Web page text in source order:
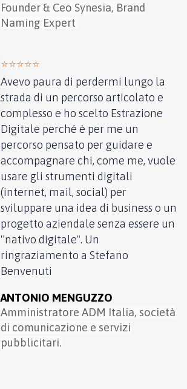
Founder & Ceo Synesia, Brand
Naming Expert
⭐️⭐️⭐️⭐️⭐️
Avevo paura di perdermi lungo la
strada di un percorso articolato e
complesso e ho scelto Estrazione
Digitale perché è per me un
percorso pensato per guidare e
accompagnare chi, come me, vuole
usare gli strumenti digitali
(internet, mail, social) per
sviluppare una idea di business o un
progetto aziendale senza essere un
"nativo digitale". Un
ringraziamento a Stefano
Benvenuti
ANTONIO MENGUZZO
Amministratore ADM Italia, società
di comunicazione e servizi
pubblicitari.